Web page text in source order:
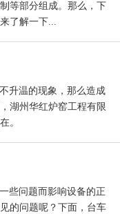
等部分组成。那么，下
了解一下...
升温的现象，那么造成
湖州华红炉窑工程有限
。
些问题而影响设备的正
的问题呢？下面，台车